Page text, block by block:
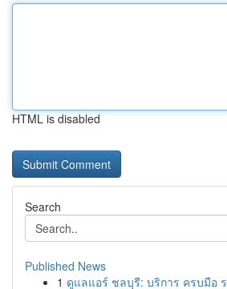
HTML is disabled
Search
Published News
1 ดูแลแอร์ ชลบุรี: บริการ ครบมือ